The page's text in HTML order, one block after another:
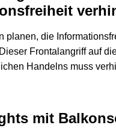
planen, die
Frontalangriff auf
Handelns muss
mit